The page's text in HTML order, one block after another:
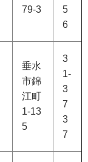
79-3
5
6
垂水
市錦
江町
1-13
5
3
1-
3
7
3
7